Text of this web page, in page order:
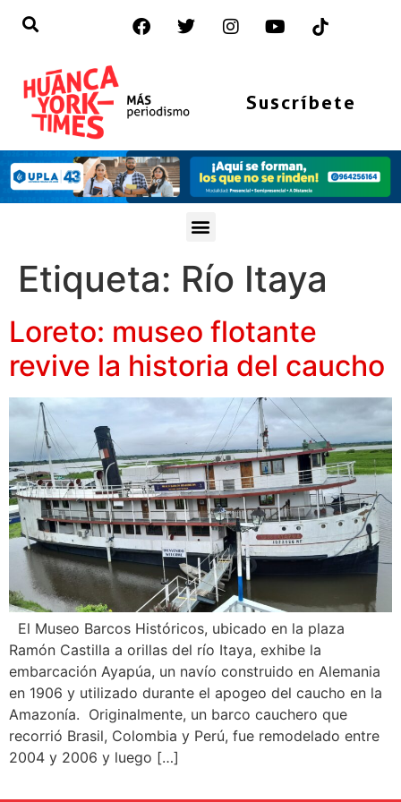
Suscríbete
Etiqueta: Río Itaya
Loreto: museo flotante
revive la historia del caucho
El Museo Barcos Históricos, ubicado en la plaza
Ramón Castilla a orillas del río Itaya, exhibe la
embarcación Ayapúa, un navío construido en Alemania
en 1906 y utilizado durante el apogeo del caucho en la
Amazonía. Originalmente, un barco cauchero que
recorrió Brasil, Colombia y Perú, fue remodelado entre
2004 y 2006 y luego […]